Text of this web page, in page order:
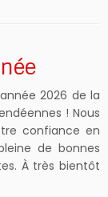
2026 de la
! Nous
confiance en
de bonnes
À très bientôt